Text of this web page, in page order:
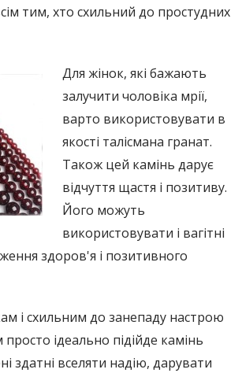
тим, хто схильний до простудних
Для жінок, які бажають
залучити чоловіка мрії,
варто використовувати в
якості талісмана гранат.
Також цей камінь дарує
відчуття щастя і позитиву.
Його можуть
використовувати і вагітні
здоров'я і позитивного
і схильним до занепаду настрою
ідеально підійде камінь
здатні вселяти надію, дарувати